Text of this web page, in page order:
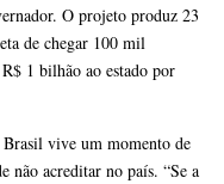
O projeto produz 23
de chegar 100 mil
1 bilhão ao estado por
vive um momento de
não acreditar no país. “Se a